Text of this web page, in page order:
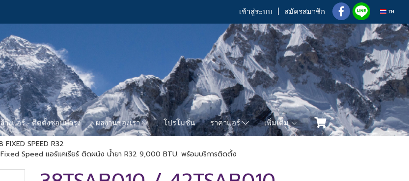
เข้าสู่ระบบ สมัครสมาชิก TH
างแอร์ - ติดตั้งซ่อมบำรุง ผลงานของเรา โปรโมชั่น ราคาแอร์ เพิ่มเติม
FIXED SPEED R32
Speed แอร์แคเรียร์ ติดผนัง น้ำยา R32 9,000 BTU. พร้อมบริการติดตั้ง